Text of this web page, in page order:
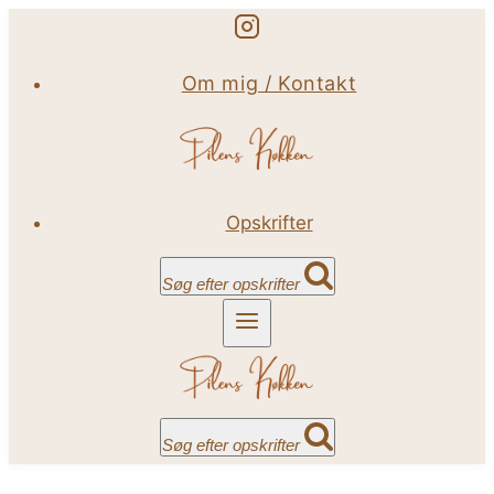
indhold
Om mig / Kontakt
Opskrifter
Søg efter opskrifter
Søg efter opskrifter